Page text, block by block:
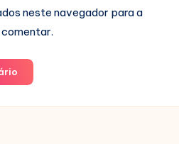
neste navegador para a
comentar.